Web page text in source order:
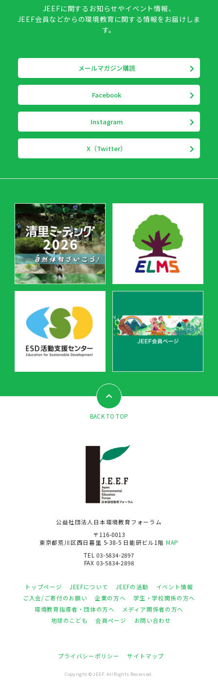
JEEFに関するお知らせやイベント情報、
JEEF会員などからの環境教育に関する情報をお届けしま
す。
メールマガジン購読
Facebook
Instagram
X（Twitter）
BACK TO TOP
公益社団法人日本環境教育フォーラム
〒116-0013
東京都荒川区西日暮里 5-38-5 日能研ビル1階 MAP
TEL 03-5834-2897
FAX 03-5834-2898
トップページ JEEFについて JEEFの活動
イベント情報
ご入会/ご寄付のお願い
企業の方へ
学生・学校関係の方へ
環境教育指導者・団体の方へ
メディア関係者の方へ
地球のこども
会員ページ お問い合わせ
プライバシーポリシー サイトマップ
Copyright © JEEF. All Rights Reserved.